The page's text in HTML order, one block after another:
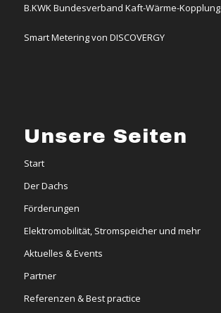
B.KWK Bundesverband Kaft-Wärme-Kopplung
Smart Metering von DISCOVERGY
Unsere Seiten
Start
Der Dachs
Förderungen
Elektromobilität, Stromspeicher und mehr
Aktuelles & Events
Partner
Referenzen & Best practice